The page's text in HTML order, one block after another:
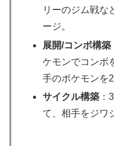
リーのジム戦な
ージ。
展開/コンボ構築
ケモンでコンボ
手のポケモンを
サイクル構築
て、相手をジワ